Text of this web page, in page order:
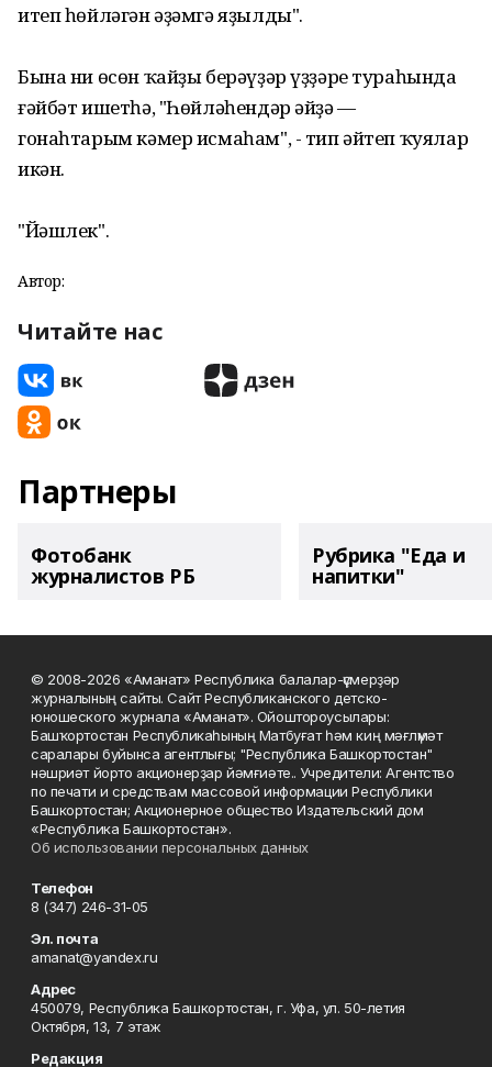
итеп һөйләгән әҙәмгә яҙылды".
Бына ни өсөн ҡайҙы берәүҙәр үҙҙәре тураһында
ғәйбәт ишетһә, "Һөйләһендәр әйҙә —
гонаһтарым кәмер исмаһам", - тип әйтеп ҡуялар
икән.
"Йәшлек".
Автор:
Читайте нас
Партнеры
Фотобанк
журналистов РБ
Рубрика "Еда и
напитки"
© 2008-2026 «Аманат» Республика балалар-үҫмерҙәр
журналының сайты. Сайт Республиканского детско-
юношеского журнала «Аманат». Ойоштороусылары:
Башҡортостан Республикаһының Матбуғат һәм киң мәғлүмәт
саралары буйынса агентлығы; "Республика Башкортостан"
нәшриәт йорто акционерҙар йәмғиәте.. Учредители: Агентство
по печати и средствам массовой информации Республики
Башкортостан; Акционерное общество Издательский дом
«Республика Башкортостан».
Об использовании персональных данных
Телефон
8 (347) 246-31-05
Эл. почта
amanat@yandex.ru
Адрес
450079, Республика Башкортостан, г. Уфа, ул. 50-летия
Октября, 13, 7 этаж
Редакция